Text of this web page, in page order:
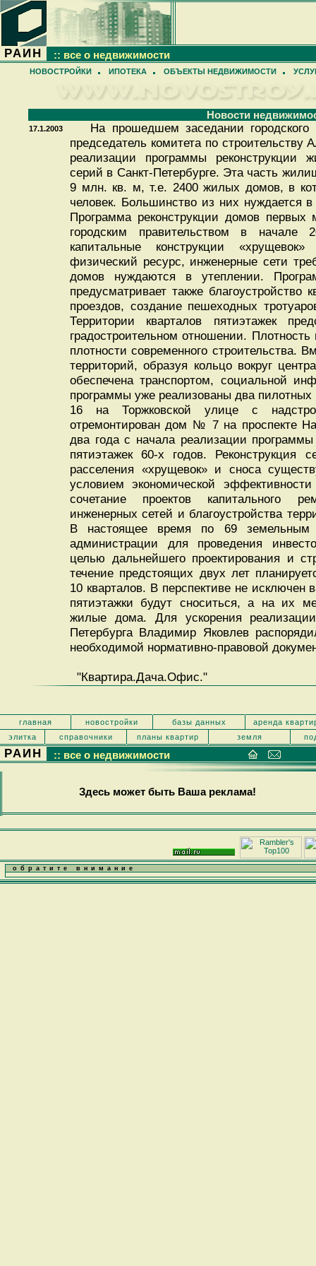
РАИН :: все о недвижимости
НОВОСТРОЙКИ ИПОТЕКА ОБЪЕКТЫ НЕДВИЖИМОСТИ
Новости
17.1.2003
На прошедшем заседании городского
председатель комитета по
реализации программы
серий в Санкт-Петербурге. Эта часть
9 млн. кв. м, т.е. 2400 жилых домов, в
человек. Большинство из них
Программа реконструкции домов
городским правительством в
капитальные конструкции
физический ресурс, инженерные сети
домов нуждаются в утеплении.
предусматривает также благоустройство
проездов, создание пешеходных
Территории кварталов пятиэтажек
градостроительном отношении.
плотности современного строительства.
территорий, образуя кольцо вокруг
обеспечена транспортом, социальной
программы уже реализованы два
16 на Торжковской улице с
отремонтирован дом № 7 на проспекте
два года с начала реализации программы
пятиэтажек 60-х годов. Реконструкция
расселения «хрущевок» и сноса
условием экономической
сочетание проектов капитального
инженерных сетей и благоустройства
В настоящее время по 69 земельным
администрации для проведения
целью дальнейшего проектирования и
течение предстоящих двух лет
10 кварталов. В перспективе не исключен
пятиэтажки будут сноситься, а на их
жилые дома. Для ускорения
Петербурга Владимир Яковлев
необходимой нормативно-правовой
"Квартира.Дача.Офис."
главная новостройки базы данных
аренда
элитка
справочники планы квартир земля
РАИН :: все о недвижимости
Здесь может быть Ваша реклама!
обратите внимание